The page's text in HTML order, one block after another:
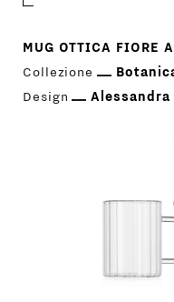
MUG OTTICA FIORE
Collezione
Design
Alessandra